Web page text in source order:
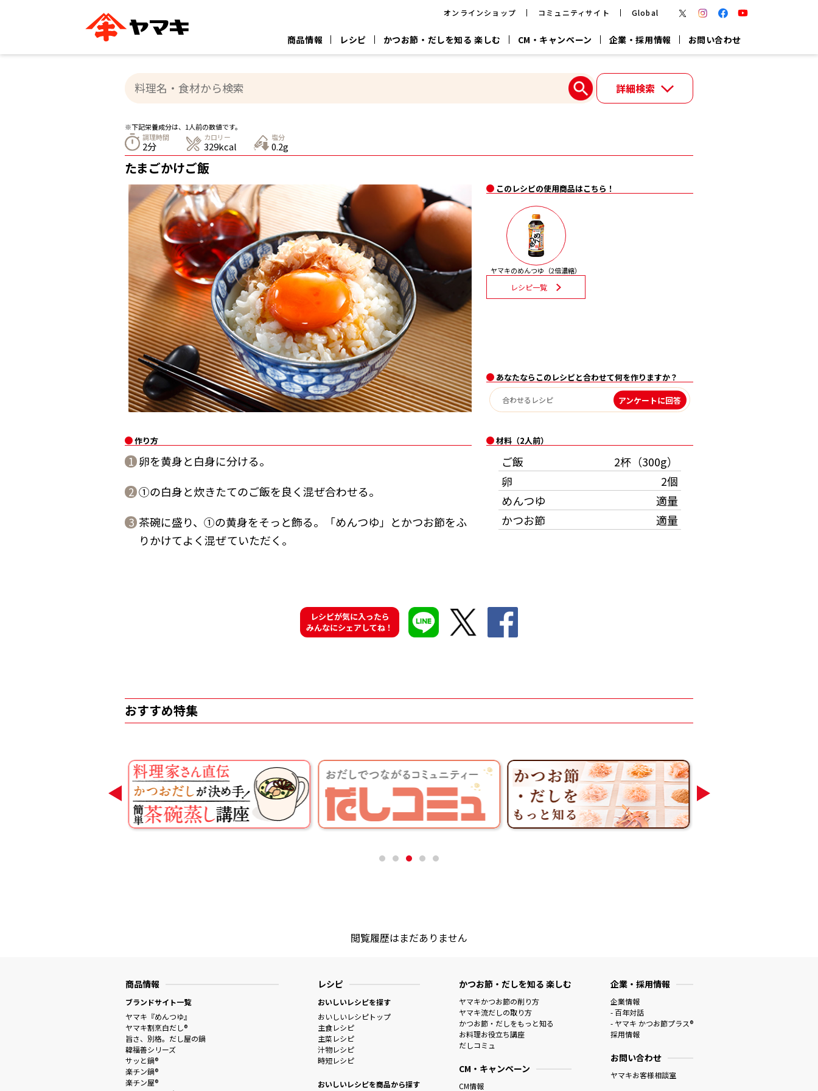
オンラインショップ コミュニティサイト Global
商品情報 レシピ かつお節・だしを知る 楽しむ CM・キャンペーン 企業・採用情報 お問い合わせ
ヤマキ
ヤマキ
楽チン鍋® 楽チン屋®
ストレート
つゆ
カテゴリー別
削りぶし かつおパック 煮干 粉末 だしの素 白だし
おいしいレシピTOP
汁物レシピ
レシピ特設サイト
ヤマキかつお節の削り方 ヤマキ流だしの取り方
企業情報
ジョブリターン制
詳細検索
※下記栄養成分は、1人前の数値です。
調理時間
2分
カロリー
329kcal
塩分
0.2g
たまごかけご飯
このレシピの使用商品はこちら！
ヤマキのめんつゆ（2倍濃縮）
レシピ一覧
あなたならこのレシピと合わせて何を作りますか？
アンケートに回答
作り方
1 卵を黄身と白身に分ける。
2 ①の白身と炊きたてのご飯を良く混ぜ合わせる。
3 茶碗に盛り、①の黄身をそっと飾る。「めんつゆ」とかつお節をふ
りかけてよく混ぜていただく。
材料（2人前）
ご飯
2杯（300g）
卵
2個
めんつゆ
適量
かつお節
適量
レシピが気に入ったら
みんなにシェアしてね！
おすすめ特集
閲覧履歴はまだありません
商品情報
ブランドサイト一覧
ヤマキ『めんつゆ』
ヤマキ割烹白だし®
旨さ、別格。だし屋の鍋
韓福善シリーズ
サッと鍋®
楽チン鍋®
楽チン屋®
レシピ
おいしいレシピを探す
おいしいレシピトップ
主食レシピ
主菜レシピ
汁物レシピ
時短レシピ
おいしいレシピを商品から探す
かつお節・だしを知る 楽しむ
ヤマキかつお節の削り方
ヤマキ流だしの取り方
かつお節・だしをもっと知る
お料理お役立ち講座
だしコミュ
CM・キャンペーン
CM情報
企業・採用情報
企業情報
- 百年対話
- ヤマキ かつお節プラス®
採用情報
お問い合わせ
ヤマキお客様相談室